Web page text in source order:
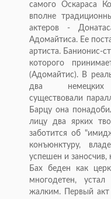
самого Оскараса
вполне
актеров -
Адомайтиса. Ее
артиста. Банионис-
которого
(Адомайтис). В
два немецких
существовали
Барцу она
лицу два ярких
заботится об
конъюнктуру,
успешен и заносчив,
Бах беден как
многодетен,
жалким. Первый акт